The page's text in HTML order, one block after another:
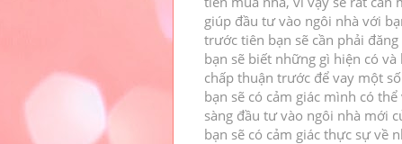
giúp đầu tư vào ngôi nhà với
trước tiên bạn sẽ cần phải đăng
bạn sẽ biết những gì hiện có
chấp thuận trước để vay một
bạn sẽ có cảm giác mình có
sàng đầu tư vào ngôi nhà mới
bạn sẽ có cảm giác thực sự về